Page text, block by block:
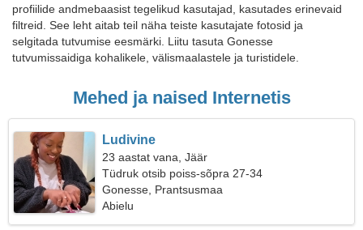
profiilide andmebaasist tegelikud kasutajad, kasutades erinevaid
filtreid. See leht aitab teil näha teiste kasutajate fotosid ja
selgitada tutvumise eesmärki. Liitu tasuta Gonesse
tutvumissaidiga kohalikele, välismaalastele ja turistidele.
Mehed ja naised Internetis
Ludivine
23 aastat vana, Jäär
Tüdruk otsib poiss-sõpra 27-34
Gonesse, Prantsusmaa
Abielu